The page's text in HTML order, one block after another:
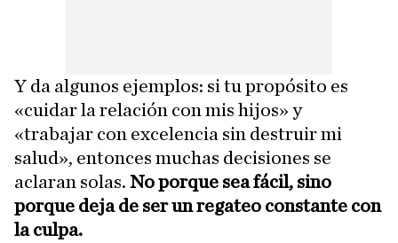
Y da algunos ejemplos: si tu propósito es
«cuidar la relación con mis hijos» y
«trabajar con excelencia sin destruir mi
salud», entonces muchas decisiones se
aclaran solas. No porque sea fácil, sino
porque deja de ser un regateo constante con
la culpa.